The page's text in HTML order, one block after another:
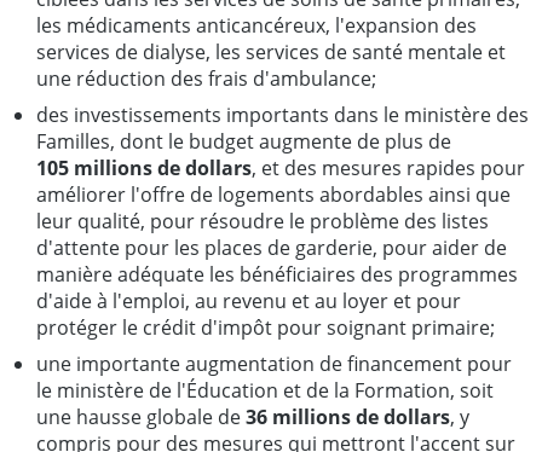
les médicaments anticancéreux, l'expansion des
services de dialyse, les services de santé mentale et
une réduction des frais d'ambulance;
des investissements importants dans le ministère des
Familles, dont le budget augmente de plus de
105 millions de dollars, et des mesures rapides pour
améliorer l'offre de logements abordables ainsi que
leur qualité, pour résoudre le problème des listes
d'attente pour les places de garderie, pour aider de
manière adéquate les bénéficiaires des programmes
d'aide à l'emploi, au revenu et au loyer et pour
protéger le crédit d'impôt pour soignant primaire;
une importante augmentation de financement pour
le ministère de l'Éducation et de la Formation, soit
une hausse globale de36 millions de dollars, y
compris pour des mesures qui mettront l'accent sur